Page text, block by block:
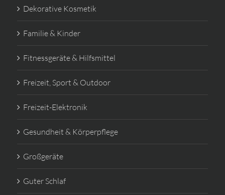
Dekorative Kosmetik
Familie & Kinder
Fitnessgeräte & Hilfsmittel
Freizeit, Sport & Outdoor
Freizeit-Elektronik
Gesundheit & Körperpflege
Großgeräte
Guter Schlaf